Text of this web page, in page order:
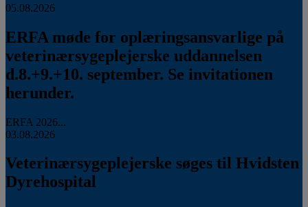
05.08.2026
ERFA møde for oplæringsansvarlige på
veterinærsygeplejerske uddannelsen
d.8.+9.+10. september. Se invitationen
herunder.
ERFA 2026...
03.08.2026
Veterinærsygeplejerske søges til Hvidsten
Dyrehospital